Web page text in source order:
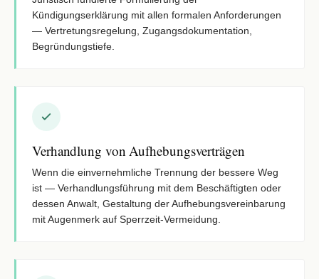
Kündigungserklärung mit allen formalen Anforderungen
— Vertretungsregelung, Zugangsdokumentation,
Begründungstiefe.
Verhandlung von Aufhebungsverträgen
Wenn die einvernehmliche Trennung der bessere Weg
ist — Verhandlungsführung mit dem Beschäftigten oder
dessen Anwalt, Gestaltung der Aufhebungsvereinbarung
mit Augenmerk auf Sperrzeit-Vermeidung.